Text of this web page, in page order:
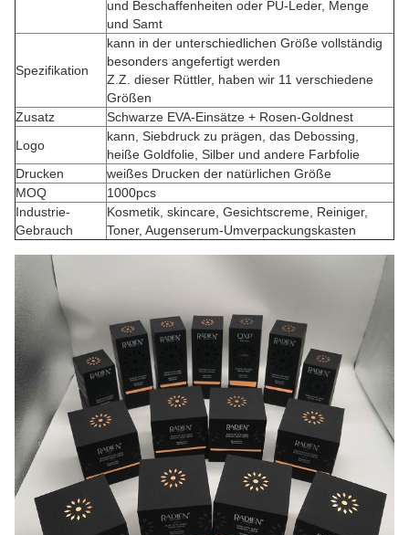
und Beschaffenheiten oder PU-Leder, Menge
und Samt
Spezifikation
kann in der unterschiedlichen Größe vollständig
besonders angefertigt werden
Z.Z. dieser Rüttler, haben wir 11 verschiedene
Größen
Zusatz
Schwarze EVA-Einsätze + Rosen-Goldnest
Logo
kann, Siebdruck zu prägen, das Debossing,
heiße Goldfolie, Silber und andere Farbfolie
Drucken
weißes Drucken der natürlichen Größe
MOQ
1000pcs
Industrie-
Gebrauch
Kosmetik, skincare, Gesichtscreme, Reiniger,
Toner, Augenserum-Umverpackungskasten